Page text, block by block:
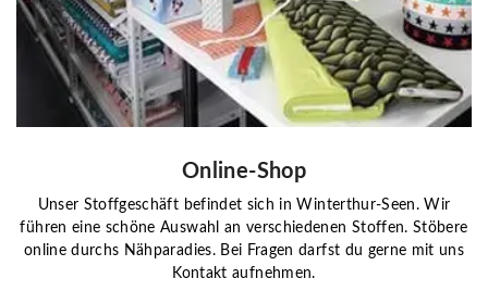
Online-Shop
Unser Stoffgeschäft befindet sich in Winterthur-Seen. Wir
führen eine schöne Auswahl an verschiedenen Stoffen. Stöbere
online durchs Nähparadies. Bei Fragen darfst du gerne mit uns
Kontakt aufnehmen.